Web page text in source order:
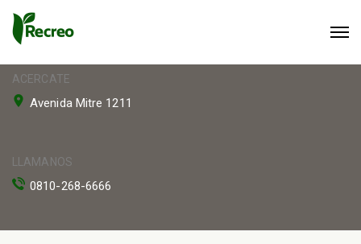
ACERCATE
Avenida Mitre 1211
LLAMANOS
0810-268-6666